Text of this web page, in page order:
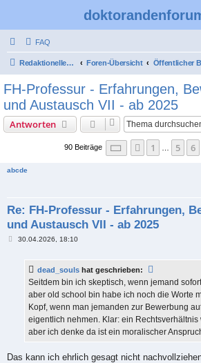
FAQ
Redaktioneller Teil Foren-Übersicht Öffentlicher
FH-Professur - Erfahrungen,
und Austausch VII - ab 2025
Antworten
90 Beiträge Seite von
Vorherige
1 5 6
abcde
Re: FH-Professur - Erfahrungen,
und Austausch VII - ab 2025
B30.04.2026, 18:10
dead_souls hat geschrieben:
Seitdem bin ich skeptisch, wenn jemand
aber old school bin habe ich noch die Worte
Kopf, wenn man jemanden zur Bewerbung
eigentlich nehmen. Klar: ein
aber ich denke da ist ein moralischer
Das kann ich ehrlich gesagt nicht